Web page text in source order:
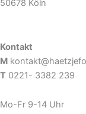
50678 Köln
Kontakt
M
T 0221- 3382 239
Mo-Fr 9-14 Uhr